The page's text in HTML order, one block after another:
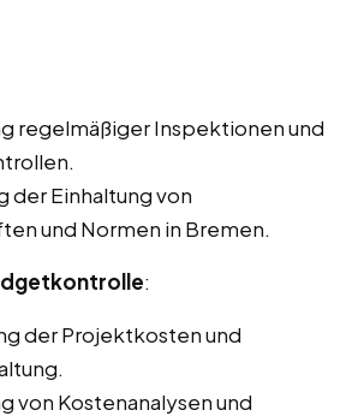
regelmäßiger Inspektionen und
der Einhaltung von
und Normen in Bremen.
:
der Projektkosten und
von Kostenanalysen und